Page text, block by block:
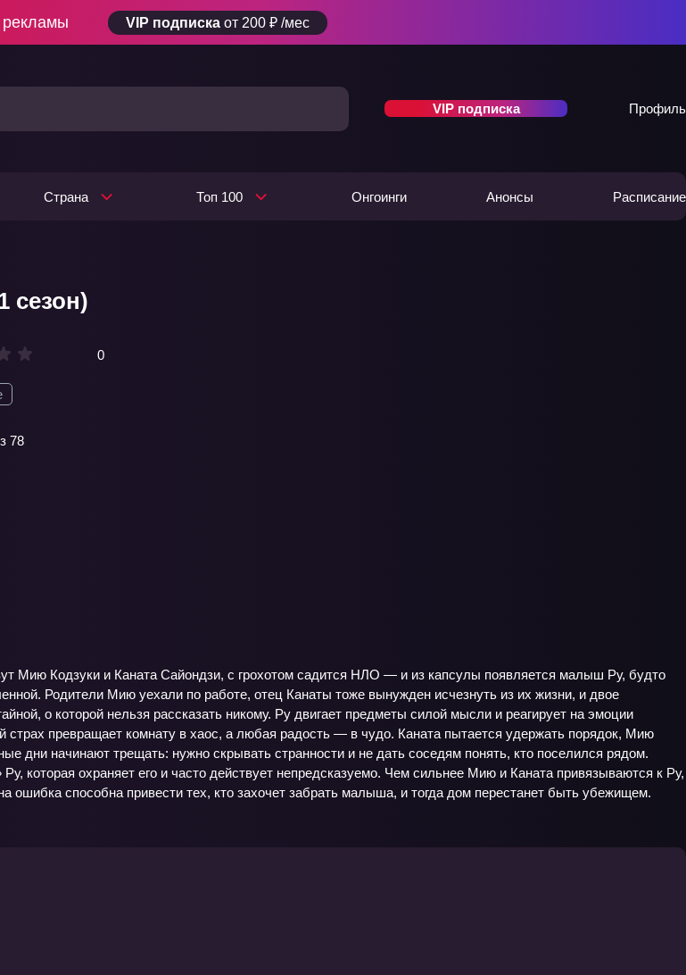
рекламы VIP подписка от 200 ₽ /мес
VIP подписка Профиль
Страна Топ 100 Онгоинги Анонсы Расписание
сезон)
0
78
Мию Кодзуки и Каната Сайондзи, с грохотом садится НЛО — и из капсулы появляется малыш Ру, будто
Родители Мию уехали по работе, отец Канаты тоже вынужден исчезнуть из их жизни, и двое
о которой нельзя рассказать никому. Ру двигает предметы силой мысли и реагирует на эмоции
страх превращает комнату в хаос, а любая радость — в чудо. Каната пытается удержать порядок, Мию
дни начинают трещать: нужно скрывать странности и не дать соседям понять, кто поселился рядом.
которая охраняет его и часто действует непредсказуемо. Чем сильнее Мию и Каната привязываются к Ру,
ошибка способна привести тех, кто захочет забрать малыша, и тогда дом перестанет быть убежищем.